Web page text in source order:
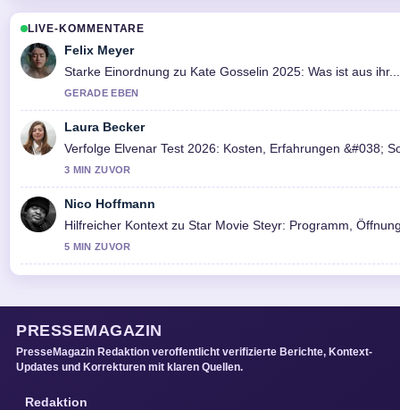
LIVE-KOMMENTARE
Felix Meyer
Starke Einordnung zu Kate Gosselin 2025: Was ist aus
GERADE EBEN
Laura Becker
Verfolge Elvenar Test 2026: Kosten, Erfahrungen &#038;
3 MIN ZUVOR
Nico Hoffmann
Hilfreicher Kontext zu Star Movie Steyr: Programm,
5 MIN ZUVOR
PRESSEMAGAZIN
PresseMagazin Redaktion veroffentlicht verifizierte Berichte, Kontext-
Updates und Korrekturen mit klaren Quellen.
Redaktion